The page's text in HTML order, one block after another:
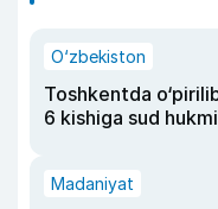
O‘zbekiston
Toshkentda
6 kishiga sud
Madaniyat